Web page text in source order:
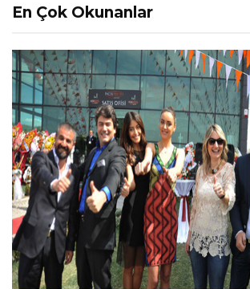
En Çok Okunanlar